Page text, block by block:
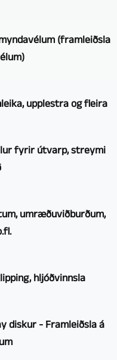
(framleiðsla
upplestra og fleira
fyrir útvarp, streymi
umræðuviðburðum,
hljóðvinnsla
diskur - Framleiðsla á